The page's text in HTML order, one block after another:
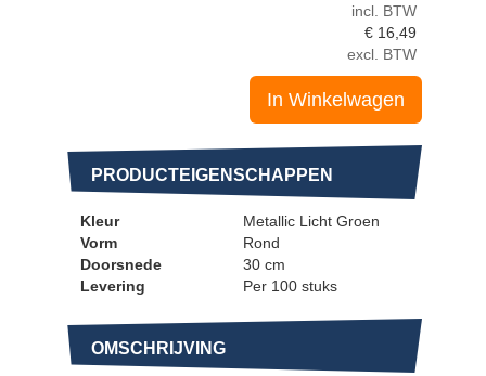
incl. BTW
€ 16,49
excl. BTW
In Winkelwagen
PRODUCTEIGENSCHAPPEN
Kleur
Metallic Licht Groen
Vorm
Rond
Doorsnede
30 cm
Levering
Per 100 stuks
OMSCHRIJVING